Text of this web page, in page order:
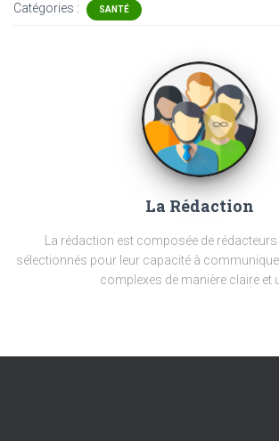
Catégories : SANTÉ
La Rédaction
La rédaction est composée de
sélectionnés pour leur capacité à
complexes de manière claire et